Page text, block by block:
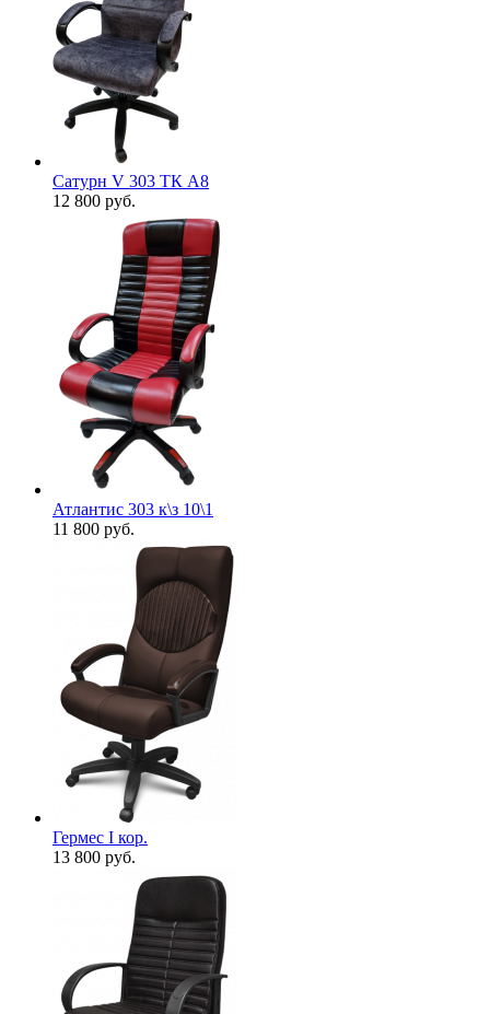
Сатурн V 303 ТК А8
12 800 руб.
Атлантис 303 к\з 10\1
11 800 руб.
Гермес I кор.
13 800 руб.